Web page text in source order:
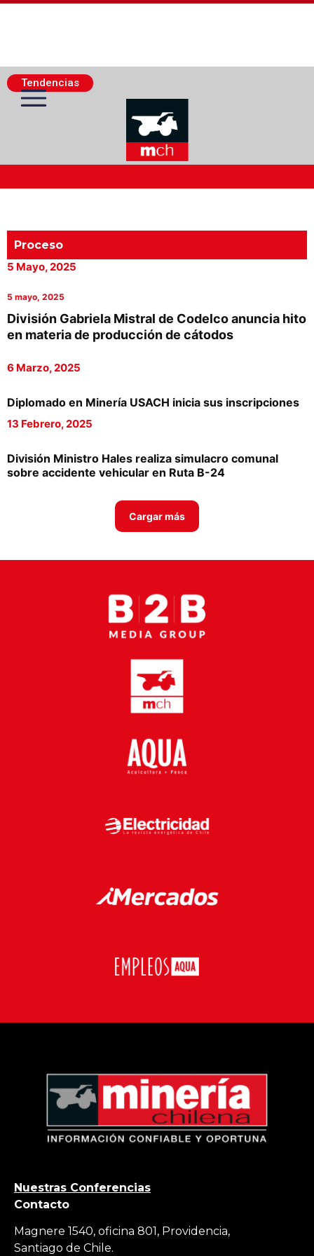
Tendencias
Actualidad Minera
Minería Superficie
Proveedores
Designaciones
Revistas Digital
Proceso
5 Mayo, 2025
5 mayo, 2025
División Gabriela Mistral de Codelco anuncia hito
en materia de producción de cátodos
6 Marzo, 2025
Diplomado en Minería USACH inicia sus inscripciones
13 Febrero, 2025
División Ministro Hales realiza simulacro comunal
sobre accidente vehicular en Ruta B-24
Cargar más
Nuestras Conferencias
Contacto
Magnere 1540, oficina 801, Providencia,
Santiago de Chile.